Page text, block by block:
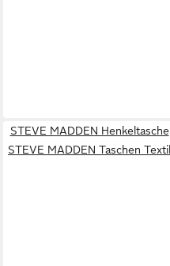
STEVE MADDEN Henkeltasche
STEVE MADDEN Taschen Textil